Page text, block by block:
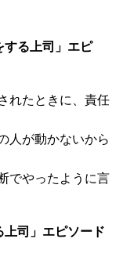
する上司」エピ
れたときに、責任
人が動かないから
でやったように言
司」エピソード